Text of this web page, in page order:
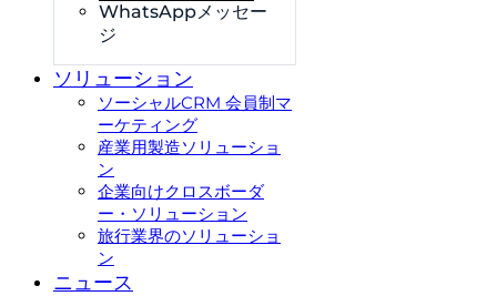
WhatsAppメッセー
ジ
ソリューション
ソーシャルCRM 会員制マ
ーケティング
産業用製造ソリューショ
ン
企業向けクロスボーダ
ー・ソリューション
旅行業界のソリューショ
ン
ニュース